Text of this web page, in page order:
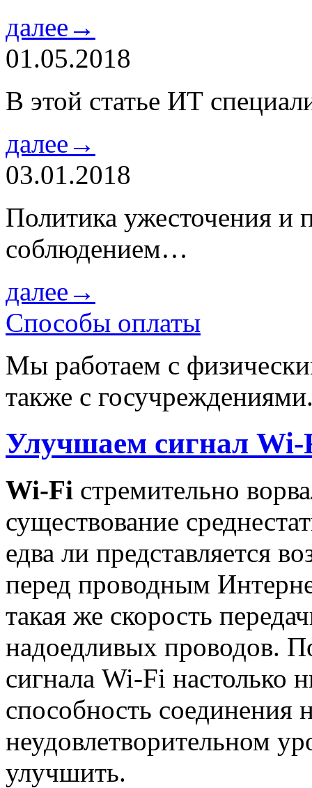
далее→
01.05.2018
В этой статье ИТ
далее→
03.01.2018
Политика ужесточения и
соблюдением…
далее→
Способы оплаты
Мы работаем с
также с
Улучшаем сигнал Wi-
Wi-Fi стремительно
существование
едва ли представляется
перед проводным
такая же скорость
надоедливых проводов.
сигнала Wi-Fi настолько
способность соединения
неудовлетворительном
улучшить.